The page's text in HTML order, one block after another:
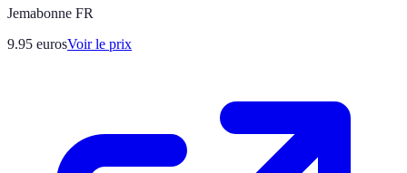
Jemabonne FR
9.95 eurosVoir le prix